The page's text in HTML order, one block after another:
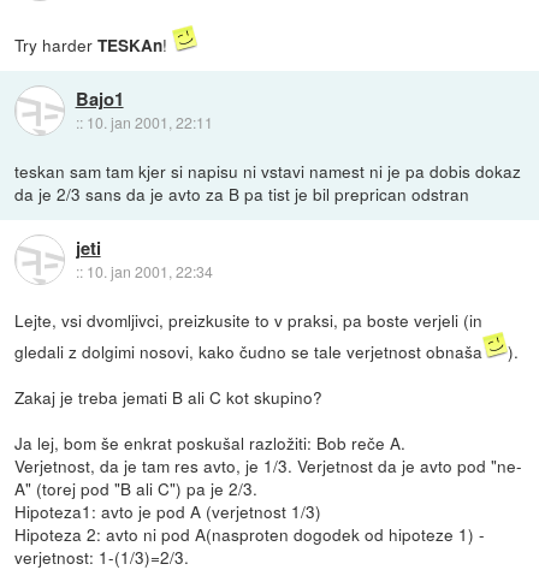
Try harderTESKAn!
Bajo1
:: 10. jan 2001, 22:11
teskan sam tam kjer si napisu ni vstavi namest ni je pa dobis dokaz
da je 2/3 sans da je avto za B pa tist je bil preprican odstran
jeti
:: 10. jan 2001, 22:34
Lejte, vsi dvomljivci, preizkusite to v praksi, pa boste verjeli (in
gledali z dolgimi nosovi, kako čudno se tale verjetnost obnaša
).
Zakaj je treba jemati B ali C kot skupino?
Ja lej, bom še enkrat poskušal razložiti: Bob reče A.
Verjetnost, da je tam res avto, je 1/3. Verjetnost da je avto pod "ne-
A" (torej pod "B ali C") pa je 2/3.
Hipoteza1: avto je pod A (verjetnost 1/3)
Hipoteza 2: avto ni pod A(nasproten dogodek od hipoteze 1) -
verjetnost: 1-(1/3)=2/3.